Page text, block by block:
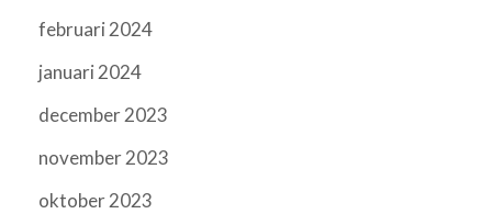
februari 2024
januari 2024
december 2023
november 2023
oktober 2023